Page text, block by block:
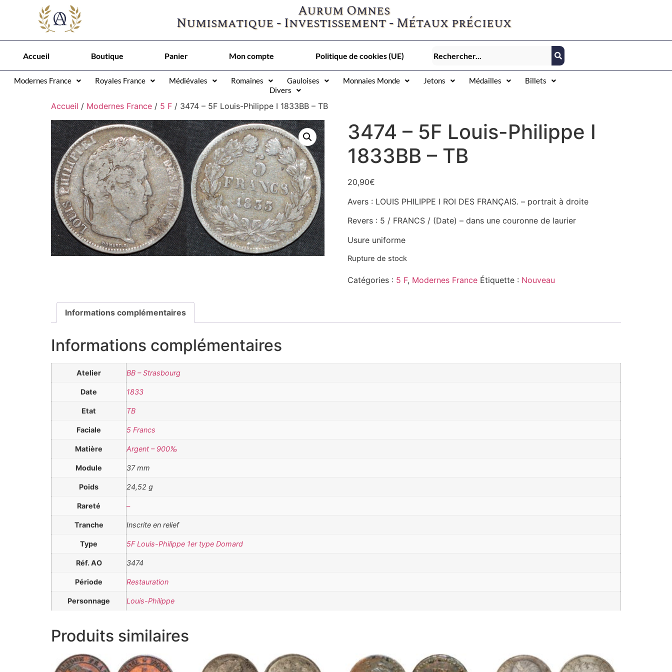
Aurum Omnes
Numismatique - Investissement - Métaux précieux
Accueil Boutique Panier Mon compte Politique de cookies (UE)
Modernes France Royales France Médiévales Romaines Gauloises Monnaies Monde Jetons Médailles
Billets
Divers
Accueil / Modernes France / 5 F / 3474 – 5F Louis-Philippe I 1833BB – TB
3474 – 5F Louis-Philippe I
1833BB – TB
20,90€
Avers : LOUIS PHILIPPE I ROI DES FRANÇAIS. – portrait à droite
Revers : 5 / FRANCS / (Date) – dans une couronne de laurier
Usure uniforme
Rupture de stock
Catégories : 5 F, Modernes France Étiquette : Nouveau
Informations complémentaires
Informations complémentaires
Atelier BB – Strasbourg
Date 1833
Etat TB
Faciale 5 Francs
Matière Argent – 900‰
Module 37 mm
Poids 24,52 g
Rareté –
Tranche Inscrite en relief
Type 5F Louis-Philippe 1er type Domard
Réf. AO 3474
Période Restauration
Personnage Louis-Philippe
Produits similaires